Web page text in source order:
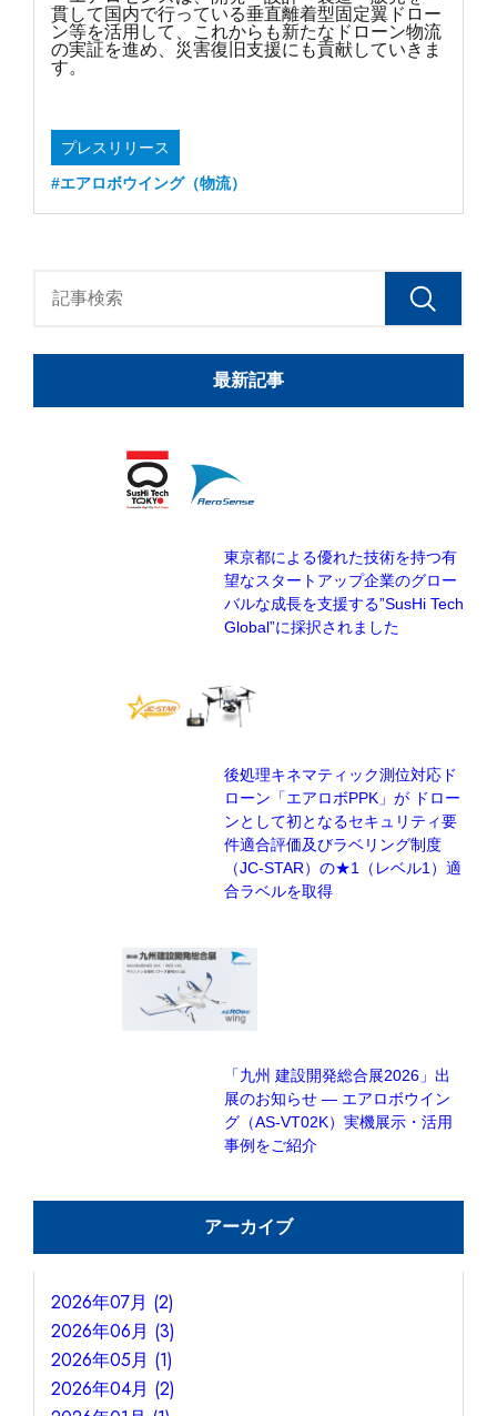
貫して国内で行っている垂直離着型固定翼ドロー
ン等を活用して、これからも新たなドローン物流
の実証を進め、災害復旧支援にも貢献していきま
す。
プレスリリース
#エアロボウイング（物流）
最新記事
東京都による優れた技術を持つ有
望なスタートアップ企業のグロー
バルな成長を支援する”SusHi Tech
Global”に採択されました
後処理キネマティック測位対応ド
ローン「エアロボPPK」が ドロー
ンとして初となるセキュリティ要
件適合評価及びラベリング制度
（JC-STAR）の★1（レベル1）適
合ラベルを取得
「九州 建設開発総合展2026」出
展のお知らせ — エアロボウイン
グ（AS-VT02K）実機展示・活用
事例をご紹介
アーカイブ
2026年07月 (2)
2026年06月 (3)
2026年05月 (1)
2026年04月 (2)